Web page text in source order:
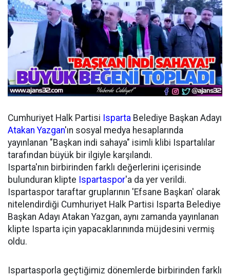
Cumhuriyet Halk Partisi Isparta Belediye Başkan Adayı
Atakan Yazgan'ın sosyal medya hesaplarında
yayınlanan "Başkan indi sahaya" isimli klibi Ispartalılar
tarafından büyük bir ilgiyle karşılandı.
Isparta'nın birbirinden farklı değerlerini içerisinde
bulunduran klipte Ispartaspor'a da yer verildi.
Ispartaspor taraftar gruplarının 'Efsane Başkan' olarak
nitelendirdiği Cumhuriyet Halk Partisi Isparta Belediye
Başkan Adayı Atakan Yazgan, aynı zamanda yayınlanan
klipte Isparta için yapacaklarınında müjdesini vermiş
oldu.
Ispartasporla geçtiğimiz dönemlerde birbirinden farklı